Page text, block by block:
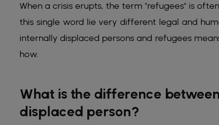
When a crisis erupts, the term "refugees" is
this single word lie very different legal and
internally displaced persons and refugees
how.
What is the difference
displaced person?